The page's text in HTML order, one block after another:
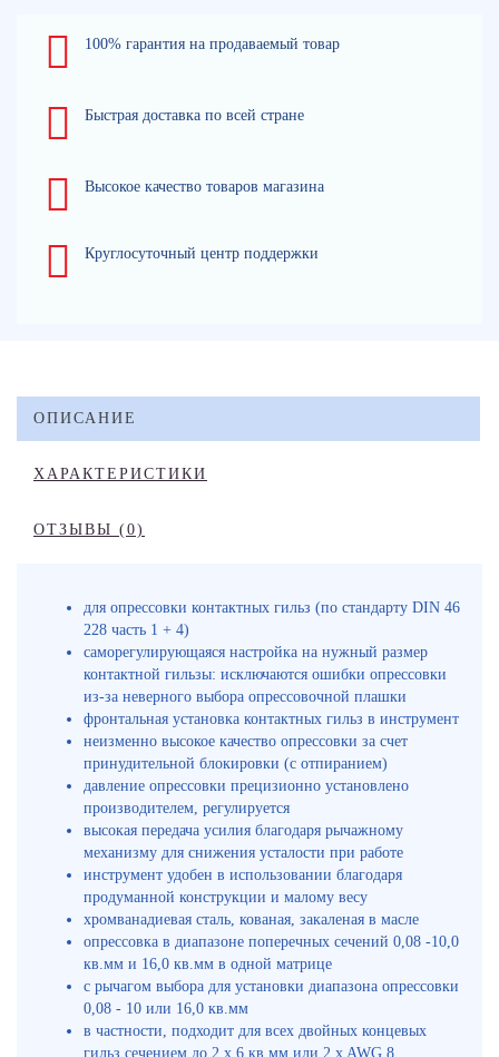
100% гарантия на продаваемый товар
Быстрая доставка по всей стране
Высокое качество товаров магазина
Круглосуточный центр поддержки
ОПИСАНИЕ
ХАРАКТЕРИСТИКИ
ОТЗЫВЫ (0)
для опрессовки контактных гильз (по стандарту DIN 46
228 часть 1 + 4)
саморегулирующаяся настройка на нужный размер
контактной гильзы: исключаются ошибки опрессовки
из-за неверного выбора опрессовочной плашки
фронтальная установка контактных гильз в инструмент
неизменно высокое качество опрессовки за счет
принудительной блокировки (с отпиранием)
давление опрессовки прецизионно установлено
производителем, регулируется
высокая передача усилия благодаря рычажному
механизму для снижения усталости при работе
инструмент удобен в использовании благодаря
продуманной конструкции и малому весу
хромванадиевая сталь, кованая, закаленая в масле
опрессовка в диапазоне поперечных сечений 0,08 -10,0
кв.мм и 16,0 кв.мм в одной матрице
с рычагом выбора для установки диапазона опрессовки
0,08 - 10 или 16,0 кв.мм
в частности, подходит для всех двойных концевых
гильз сечением до 2 x 6 кв.мм или 2 x AWG 8